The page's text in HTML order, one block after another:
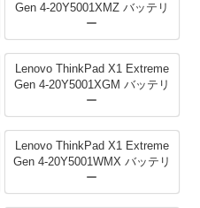
Gen 4-20Y5001XMZ バッテリ
ー
Lenovo ThinkPad X1 Extreme
Gen 4-20Y5001XGM バッテリ
ー
Lenovo ThinkPad X1 Extreme
Gen 4-20Y5001WMX バッテリ
ー